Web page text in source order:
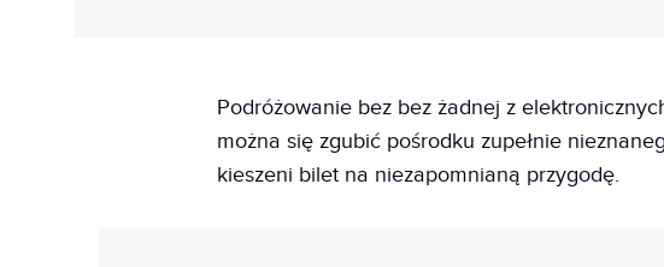
Podróżowanie bez bez żadnej z
można się zgubić pośrodku zupełnie
kieszeni bilet na niezapomnianą przygodę.